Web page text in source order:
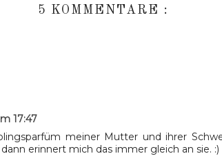
5 KOMMENTARE :
17:47
meiner Mutter und ihrer
erinnert mich das immer gleich an sie. :)